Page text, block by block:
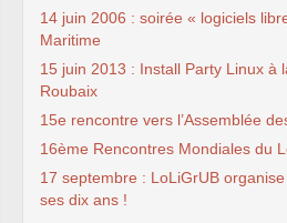
14 juin 2006 : soirée « logiciels
Maritime
15 juin 2013 : Install Party Linux à
Roubaix
15e rencontre vers l’Assemblée
16ème Rencontres Mondiales du
17 septembre : LoLiGrUB
ses dix ans !